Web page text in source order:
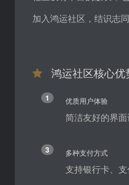
加入鸿运社区，结识志
鸿运社区核心优
1 优质用户体验
简洁友好的界
3 多种支付方式
支持银行卡、